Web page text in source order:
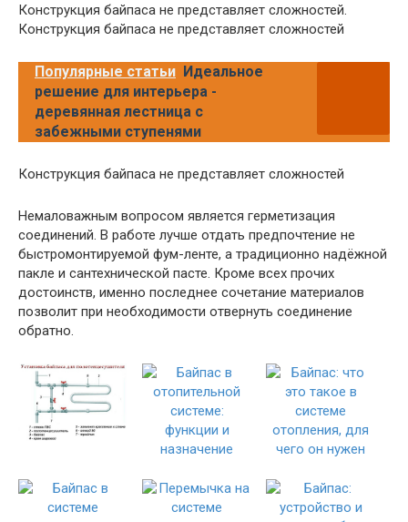
Конструкция байпаса не представляет сложностей.
Конструкция байпаса не представляет сложностей
Популярные статьи Идеальное
решение для интерьера -
деревянная лестница с
забежными ступенями
Конструкция байпаса не представляет сложностей
Немаловажным вопросом является герметизация
соединений. В работе лучше отдать предпочтение не
быстромонтируемой фум-ленте, а традиционно надёжной
пакле и сантехнической пасте. Кроме всех прочих
достоинств, именно последнее сочетание материалов
позволит при необходимости отвернуть соединение
обратно.